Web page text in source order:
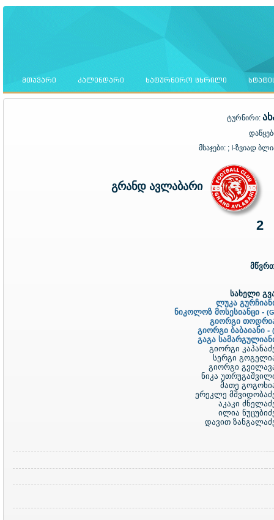
ᲛᲗᲐᲕᲐᲠᲘ ᲙᲐᲚᲔᲜᲓᲐᲠᲘ ᲡᲐᲢᲣᲠᲜᲘᲠᲝ ᲪᲮᲠᲘᲚᲘ
ტურნირი:
მსაჯები: ; I-ზვიად
გრანდ ავლაბარი
2
სახელი
ლუკა
ნიკოლოზ მოსესიანცი -
გიორგი
გიორგი ბაბაიანი -
გაგა
გიორგი
სერგი
გიორგი
ნიკა
მათე
ერეკლე
აკაკი
ილია
დავით